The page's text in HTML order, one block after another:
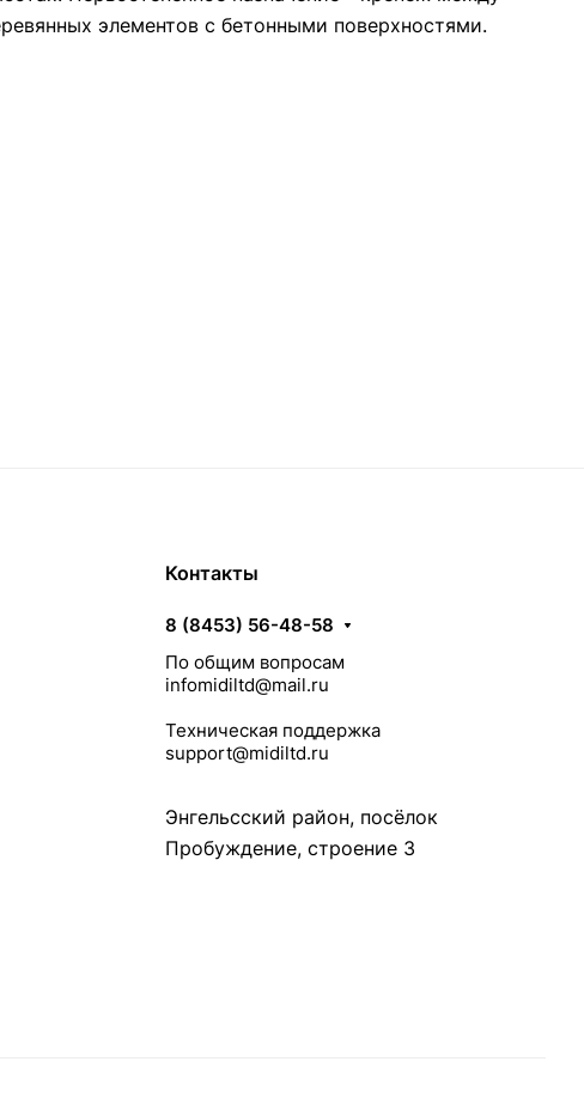
элементов с бетонными поверхностями.
Контакты
8 (8453) 56-48-58
По общим вопросам
infomidiltd@mail.ru
Техническая поддержка
support@midiltd.ru
Энгельсский район, посёлок
Пробуждение, строение 3